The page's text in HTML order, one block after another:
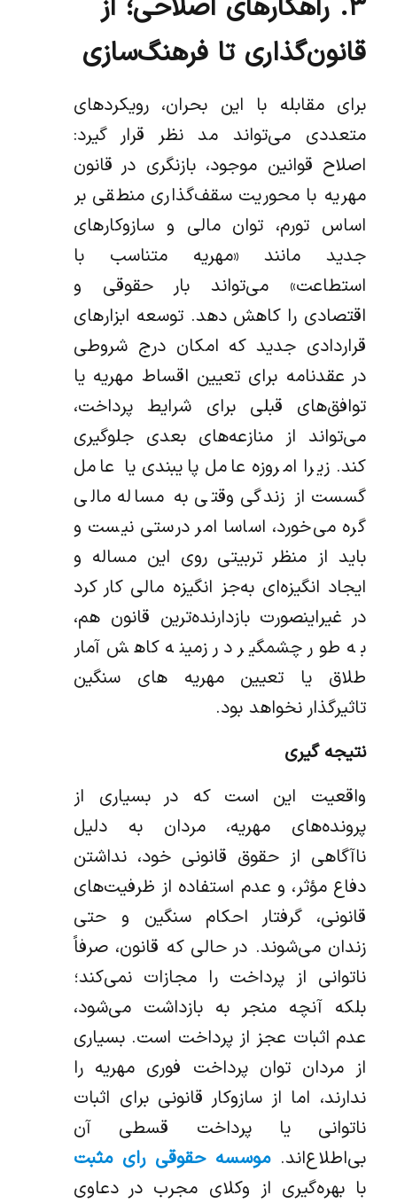
۳. راهکارهای اصلاحی؛ از
قانون‌گذاری تا فرهنگ‌سازی
برای مقابله با این بحران، رویکردهای
متعددی می‌تواند مد نظر قرار گیرد:
اصلاح قوانین موجود، بازنگری در قانون
مهریه با محوریت سقف‌گذاری منطقی بر
اساس تورم، توان مالی و سازوکارهای
جدید مانند «مهریه متناسب با
استطاعت» می‌تواند بار حقوقی و
اقتصادی را کاهش دهد. توسعه ابزارهای
قراردادی جدید که امکان درج شروطی
در عقدنامه برای تعیین اقساط مهریه یا
توافق‌های قبلی برای شرایط پرداخت،
می‌تواند از منازعه‌های بعدی جلوگیری
کند. زیرا امروزه عامل پایبندی یا عامل
گسست از زندگی وقتی به مساله مالی
گره می‌خورد، اساسا امر درستی نیست و
باید از منظر تربیتی روی این مساله و
ایجاد ‌انگیزه‌ای به‌جز‌ انگیزه مالی کار کرد
در غیراینصورت بازدارنده‌ترین قانون هم،
به طور چشمگیر در زمینه کاهش آمار
طلاق یا تعیین مهریه های سنگین
تاثیرگذار نخواهد بود.
نتیجه گیری
واقعیت این است که در بسیاری از
پرونده‌های مهریه، مردان به دلیل
ناآگاهی از حقوق قانونی خود، نداشتن
دفاع مؤثر، و عدم استفاده از ظرفیت‌های
قانونی، گرفتار احکام سنگین و حتی
زندان می‌شوند. در حالی که قانون، صرفاً
ناتوانی از پرداخت را مجازات نمی‌کند؛
بلکه آنچه منجر به بازداشت می‌شود،
عدم اثبات عجز از پرداخت است. بسیاری
از مردان توان پرداخت فوری مهریه را
ندارند، اما از سازوکار قانونی برای اثبات
ناتوانی یا پرداخت قسطی آن
بی‌اطلاع‌اند.موسسه حقوقی رای مثبت
با بهره‌گیری از وکلای مجرب در دعاوی